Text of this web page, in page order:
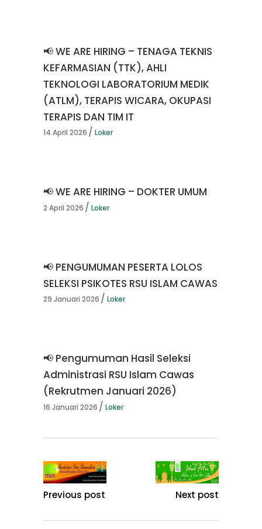
📢 WE ARE HIRING – TENAGA TEKNIS
KEFARMASIAN (TTK), AHLI
TEKNOLOGI LABORATORIUM MEDIK
(ATLM), TERAPIS WICARA, OKUPASI
TERAPIS DAN TIM IT
14 April 2026 Loker
📢 WE ARE HIRING – DOKTER UMUM
2 April 2026 Loker
📢 PENGUMUMAN PESERTA LOLOS
SELEKSI PSIKOTES RSU ISLAM CAWAS
29 Januari 2026 Loker
📢 Pengumuman Hasil Seleksi
Administrasi RSU Islam Cawas
(Rekrutmen Januari 2026)
16 Januari 2026 Loker
Previous post Next post